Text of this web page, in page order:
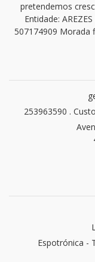
pretendemos
Entidade:
507174909 Morada
253963590 .
Espotrónica -